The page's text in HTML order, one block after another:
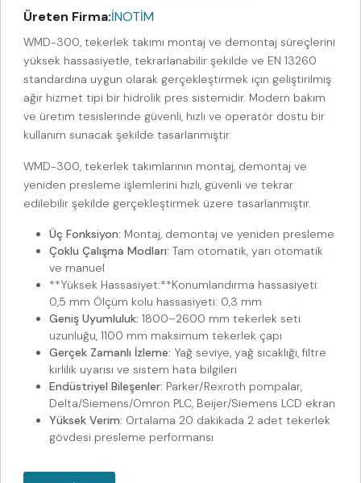
Üreten Firma:İNOTİM
WMD-300, tekerlek takımı montaj ve demontaj süreçlerini
yüksek hassasiyetle, tekrarlanabilir şekilde ve EN 13260
standardına uygun olarak gerçekleştirmek için geliştirilmiş
ağır hizmet tipi bir hidrolik pres sistemidir. Modern bakım
ve üretim tesislerinde güvenli, hızlı ve operatör dostu bir
kullanım sunacak şekilde tasarlanmıştır.
WMD-300, tekerlek takımlarının montaj, demontaj ve
yeniden presleme işlemlerini hızlı, güvenli ve tekrar
edilebilir şekilde gerçekleştirmek üzere tasarlanmıştır.
Üç Fonksiyon: Montaj, demontaj ve yeniden presleme
Çoklu Çalışma Modları: Tam otomatik, yarı otomatik
ve manuel
**Yüksek Hassasiyet:**Konumlandırma hassasiyeti:
0,5 mm Ölçüm kolu hassasiyeti: 0,3 mm
Geniş Uyumluluk: 1800–2600 mm tekerlek seti
uzunluğu, 1100 mm maksimum tekerlek çapı
Gerçek Zamanlı İzleme: Yağ seviye, yağ sıcaklığı, filtre
kirlilik uyarısı ve sistem hata bilgileri
Endüstriyel Bileşenler: Parker/Rexroth pompalar,
Delta/Siemens/Omron PLC, Beijer/Siemens LCD ekran
Yüksek Verim: Ortalama 20 dakikada 2 adet tekerlek
gövdesi presleme performansı